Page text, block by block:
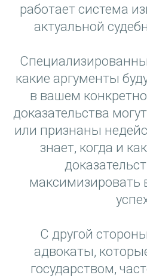
работает система
актуальной
какие аргументы
в вашем
доказательства
или признаны
знает, когда и
С другой
адвокаты,
государством,